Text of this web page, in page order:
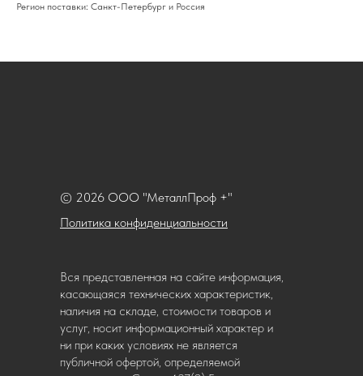
Регион поставки: Санкт-Петербург и Россия
Политика конфиденциальности
© 2026 ООО "МеталлПроф +"
Вся представленная на сайте информация,
касающаяся технических характеристик,
наличия на складе, стоимости товаров и
услуг, носит информационный характер и
ни при каких условиях не является
публичной офертой, определяемой